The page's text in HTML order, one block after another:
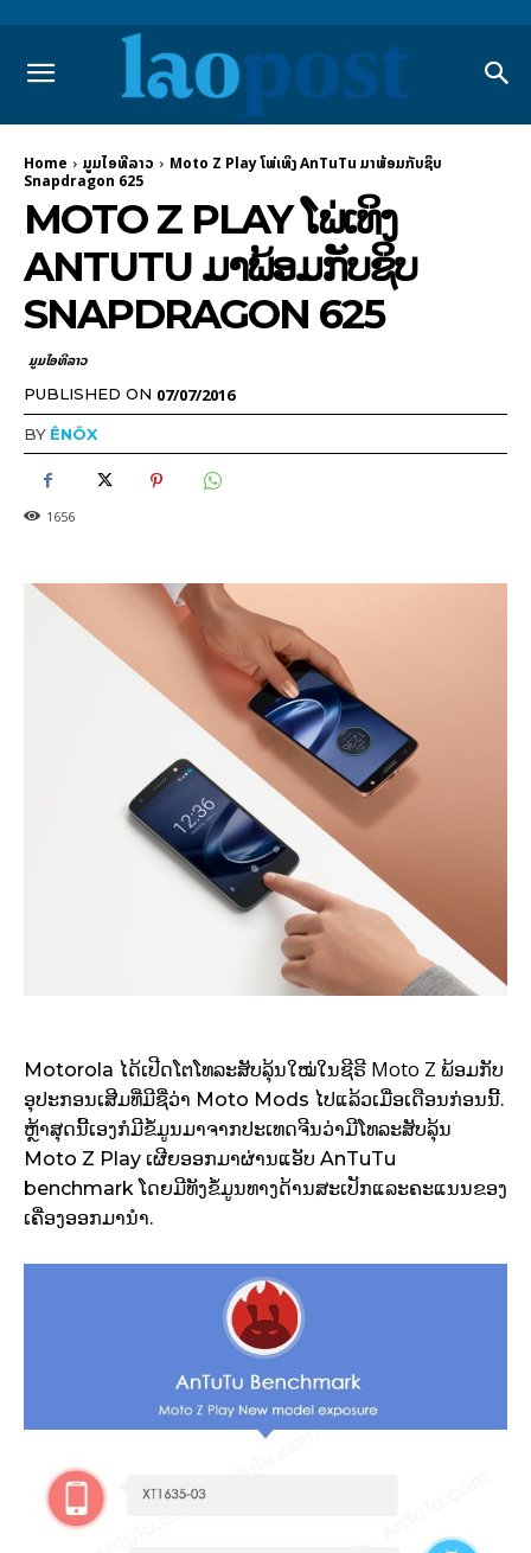
Home ມູມໄອທີລາວ
Moto Z Play ໂພ່ເທິງ AnTuTu ມາພ້ອມກັບຊິບ
Snapdragon 625
MOTO Z PLAY ໂພ່ເທິງ
ANTUTU ມາພ້ອມກັບຊິບ
SNAPDRAGON 625
ມູມໄອທີລາວ
PUBLISHED ON 07/07/2016
BY ÊNÖX
1656
​Motorola ໄດ້ເປີດໂຕໂທລະສັບລຸ້ນໃໝ່ໃນຊີຣີ Moto Z ພ້ອມກັບ
ອຸປະກອນເສີມທີ່ມີຊື່ວ່າ Moto Mods ໄປແລ້ວເມື່ອເດືອນກ່ອນນີ້.
ຫຼ້າສຸດນີ້ເອງກໍມີຂໍ້ມູນມາຈາກປະເທດຈີນວ່າມີໂທລະສັບລຸ້ນ
Moto Z Play ເຜີຍອອກມາຜ່ານແອັບ AnTuTu
benchmark ໂດຍມີທັງຂໍ້ມູນທາງດ້ານສະເປັກແລະຄະແນນຂອງ
ເຄື່ອງອອກມານຳ.